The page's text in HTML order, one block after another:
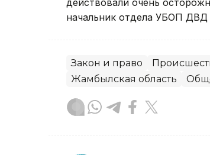
действовали очень
начальник отдела УБОП ДВД
Закон и право
Жамбылская область